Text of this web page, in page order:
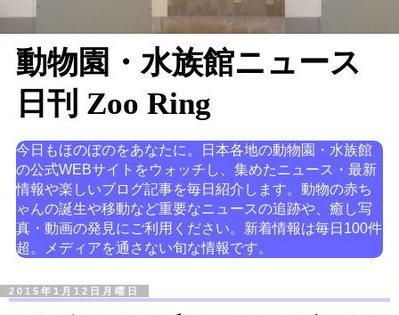
動物園・水族館ニュース
日刊 Zoo Ring
今日もほのぼのをあなたに。日本各地の動物園・水族館
の公式WEBサイトをウォッチし、集めたニュース・最新
情報や楽しいブログ記事を毎日紹介します。動物の赤ち
ゃんの誕生や移動など重要なニュースの追跡や、癒し写
真・動画の発見にご利用ください。新着情報は毎日100件
超。メディアを通さない旬な情報です。
2015年1月12日月曜日